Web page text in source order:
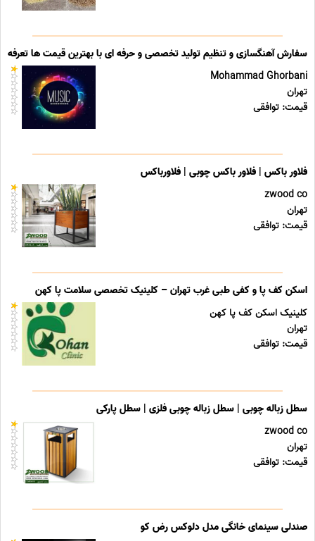
سفارش آهنگسازی و تنظیم تولید تخصصی و حرفه ای با بهترین قیمت ها تعرفه
Mohammad Ghorbani
تهران
قیمت: توافقی
فلاور باکس | فلاور باکس چوبی | فلاورباکس
zwood co
تهران
قیمت: توافقی
اسکن کف پا و کفی طبی غرب تهران – کلینیک تخصصی سلامت پا کهن
کلینیک اسکن کف پا کهن
تهران
قیمت: توافقی
سطل زباله چوبی | سطل زباله چوبی فلزی | سطل پارکی
zwood co
تهران
قیمت: توافقی
صندلی سینمای خانگی مدل دلوکس رض کو